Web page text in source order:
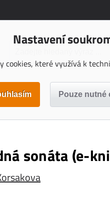
Nastavení
cookies, které využívá k
STAŽENÍ
sonáta (e-